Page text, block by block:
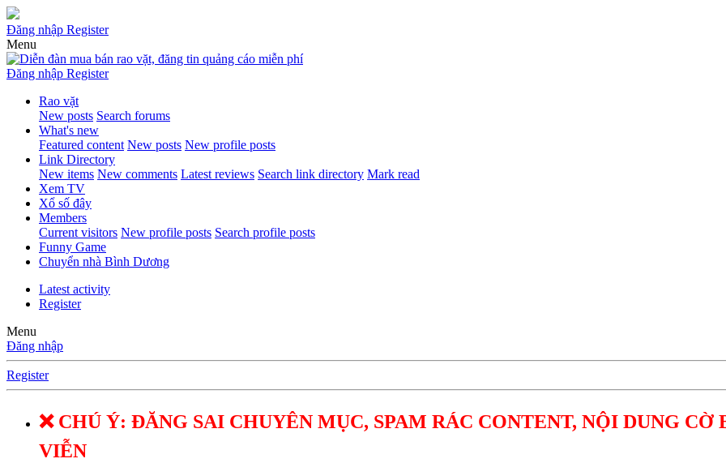
Đăng nhập Register
Menu
Đăng nhập Register
Rao vặt
New posts Search forums
What's new
Featured content New posts New profile posts
Link Directory
New items New comments Latest reviews Search link directory Mark read
Xem TV
Xổ số đây
Members
Current visitors New profile posts Search profile posts
Funny Game
Chuyển nhà Bình Dương
Latest activity
Register
Menu
Đăng nhập
Register
❌ CHÚ Ý: ĐĂNG SAI CHUYÊN MỤC, SPAM RÁC CONTENT, NỘI DUNG
VIỄN